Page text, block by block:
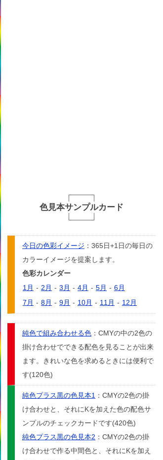
色見本サンプルカード
今日の色彩イメージ ：365日+1日の毎日の
カラーイメージを提案します。
色彩カレンダー
1月 - 2月 - 3月 - 4月 - 5月 - 6月
7月 - 8月 - 9月 - 10月 - 11月 - 12月
純色で組み合わせる色 ：CMYの中の2色の
掛け合わせでできる配色を見ることが出来
ます。きれいな色を求めるときには便利で
す(120色)
純色プラス黒の色見本1 ：CMYの2色の掛
け合わせと、それにKを加えた色の配色サ
ンプルのチェックカードです(420色)
純色プラス黒の色見本2 ：CMYの2色の掛
け合わせで作る中間色と、それにKを加え